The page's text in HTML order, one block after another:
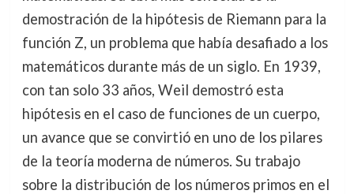
demostración de la hipótesis de Riemann para la
función Z, un problema que había desafiado a los
matemáticos durante más de un siglo. En 1939,
con tan solo 33 años, Weil demostró esta
hipótesis en el caso de funciones de un cuerpo,
un avance que se convirtió en uno de los pilares
de la teoría moderna de números. Su trabajo
sobre la distribución de los números primos en el